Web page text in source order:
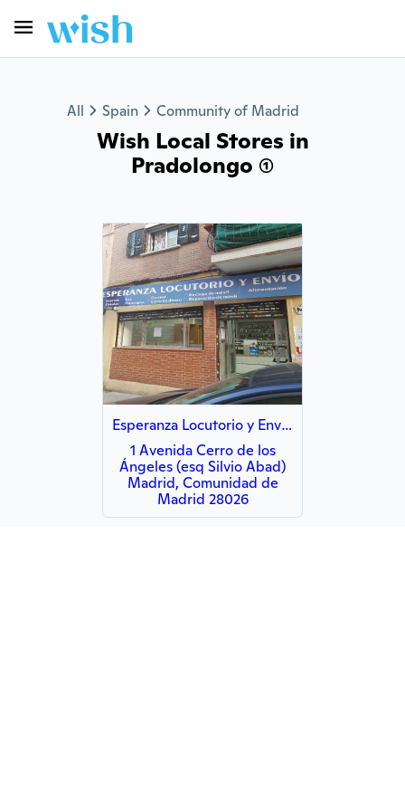
All Spain Community of Madrid
Wish Local Stores in
Pradolongo (1)
Esperanza Locutorio y Envio,usera madrid
1 Avenida Cerro de los
Ángeles (esq Silvio Abad)
Madrid, Comunidad de
Madrid 28026